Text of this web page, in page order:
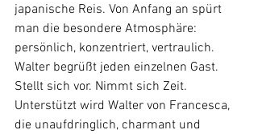
japanische Reis. Von Anfang an spürt
man die besondere Atmosphäre:
persönlich, konzentriert, vertraulich.
Walter begrüßt jeden einzelnen Gast.
Stellt sich vor. Nimmt sich Zeit.
Unterstützt wird Walter von Francesca,
die unaufdringlich, charmant und